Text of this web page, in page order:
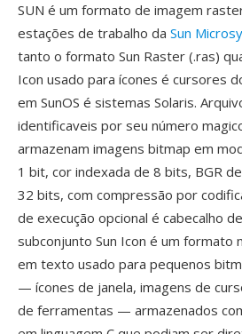
SUN é um formato de imagem
estações de trabalho da Sun
tanto o formato Sun Raster (.ras)
Icon usado para ícones é cursores
em SunOS é sistemas Solaris.
identificaveis por seu número
armazenam imagens bitmap em
1 bit, cor indexada de 8 bits, BGR
32 bits, com compressão por
de execução opcional é cabecalho
subconjunto Sun Icon é um formato
em texto usado para pequenos
— ícones de janela, imagens de
de ferramentas — armazenados